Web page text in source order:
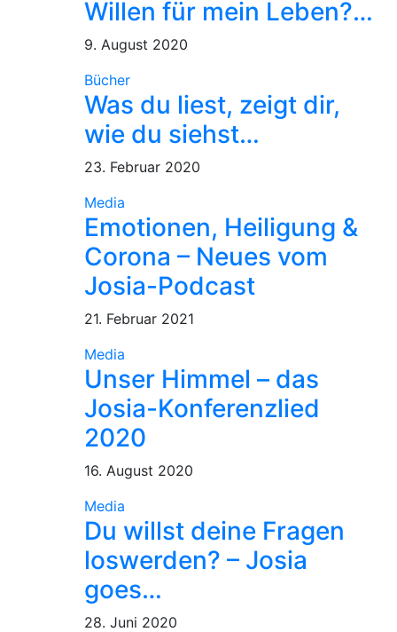
Willen für mein Leben?…
9. August 2020
Bücher
Was du liest, zeigt dir,
wie du siehst…
23. Februar 2020
Media
Emotionen, Heiligung &
Corona – Neues vom
Josia-Podcast
21. Februar 2021
Media
Unser Himmel – das
Josia-Konferenzlied
2020
16. August 2020
Media
Du willst deine Fragen
loswerden? – Josia
goes…
28. Juni 2020